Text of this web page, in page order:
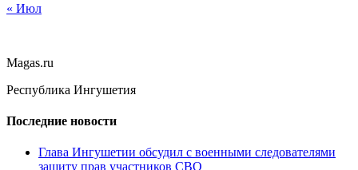
« Июл
Magas.ru
Республика Ингушетия
Последние новости
Глава Ингушетии обсудил с военными следователями
защиту прав участников СВО